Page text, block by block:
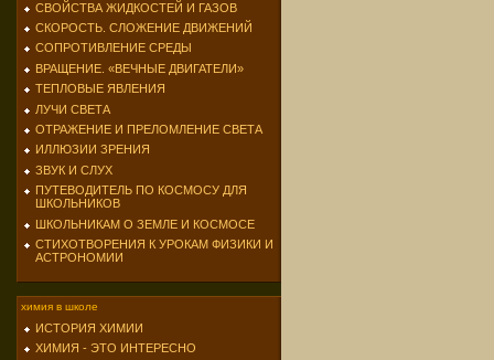
СВОЙСТВА ЖИДКОСТЕЙ И ГАЗОВ
СКОРОСТЬ. СЛОЖЕНИЕ ДВИЖЕНИЙ
СОПРОТИВЛЕНИЕ СРЕДЫ
ВРАЩЕНИЕ. «ВЕЧНЫЕ ДВИГАТЕЛИ»
ТЕПЛОВЫЕ ЯВЛЕНИЯ
ЛУЧИ СВЕТА
ОТРАЖЕНИЕ И ПРЕЛОМЛЕНИЕ СВЕТА
ИЛЛЮЗИИ ЗРЕНИЯ
ЗВУК И СЛУХ
ПУТЕВОДИТЕЛЬ ПО КОСМОСУ ДЛЯ
ШКОЛЬНИКОВ
ШКОЛЬНИКАМ О ЗЕМЛЕ И КОСМОСЕ
СТИХОТВОРЕНИЯ К УРОКАМ ФИЗИКИ И
АСТРОНОМИИ
химия в школе
ИСТОРИЯ ХИМИИ
ХИМИЯ - ЭТО ИНТЕРЕСНО